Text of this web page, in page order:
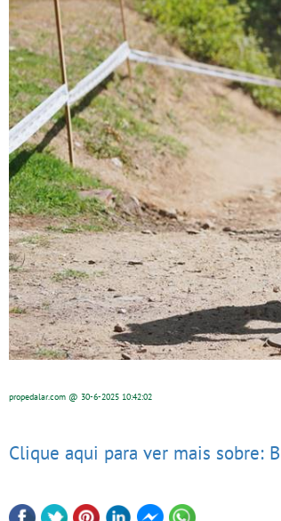
propedalar.com @ 30-6-2025 10:42:02
Clique aqui para ver mais sobre: